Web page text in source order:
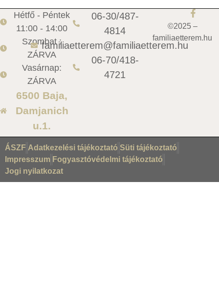
Hétfő - Péntek
11:00 - 14:00
Szombat :
ZÁRVA
Vasárnap:
ZÁRVA
6500 Baja,
Damjanich
u.1.
06-30/487-
4814
familiaetterem@familiaetterem.hu
06-70/418-
4721
©2025 –
familiaetterem.hu
ÁSZF Adatkezelési tájékoztató Süti tájékoztató
Impresszum Fogyasztóvédelmi tájékoztató
Jogi nyilatkozat